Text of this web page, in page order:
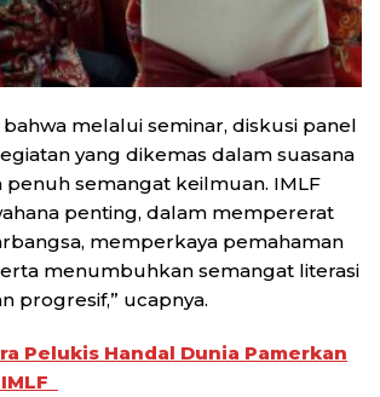
bahwa melalui seminar, diskusi panel
yang dikemas dalam suasana
penuh semangat keilmuan. IMLF
penting, dalam mempererat
memperkaya pemahaman
menumbuhkan semangat literasi
progresif,” ucapnya.
Pelukis Handal Dunia Pamerkan